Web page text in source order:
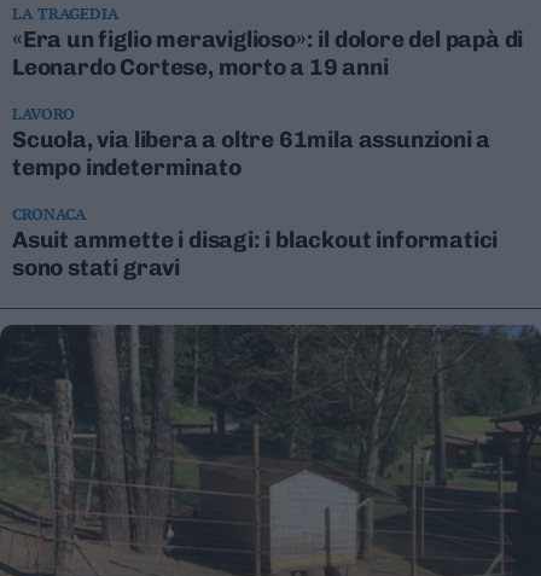
LA TRAGEDIA
«Era un figlio meraviglioso»: il dolore del papà di
Leonardo Cortese, morto a 19 anni
LAVORO
Scuola, via libera a oltre 61mila assunzioni a
tempo indeterminato
CRONACA
Asuit ammette i disagi: i blackout informatici
sono stati gravi